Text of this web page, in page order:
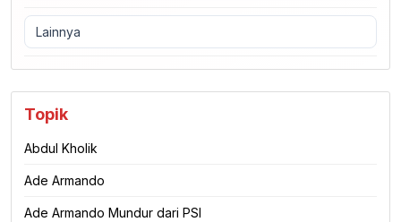
Lainnya
Topik
Abdul Kholik
Ade Armando
Ade Armando Mundur dari PSI